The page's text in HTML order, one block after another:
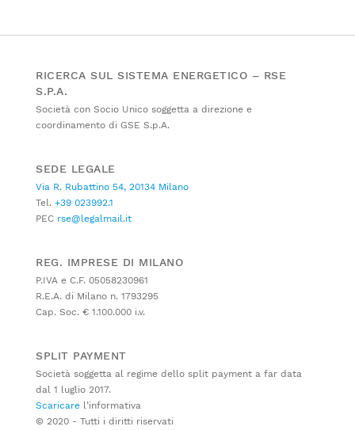
RICERCA SUL SISTEMA ENERGETICO – RSE
S.P.A.
Società con Socio Unico soggetta a direzione e
coordinamento di GSE S.p.A.
SEDE LEGALE
Via R. Rubattino 54, 20134 Milano
Tel. +39 023992.1
PEC rse@legalmail.it
REG. IMPRESE DI MILANO
P.IVA e C.F. 05058230961
R.E.A. di Milano n. 1793295
Cap. Soc. € 1.100.000 i.v.
SPLIT PAYMENT
Società soggetta al regime dello split payment a far data
dal 1 luglio 2017.
Scaricare l’informativa
© 2020 - Tutti i diritti riservati